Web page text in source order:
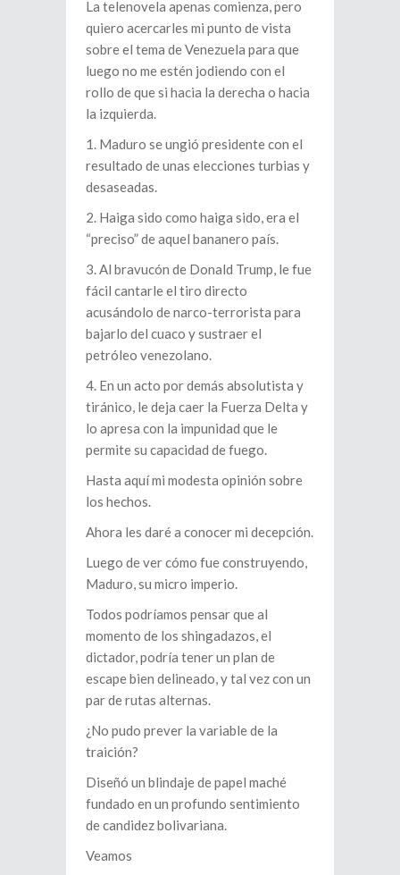
La telenovela apenas comienza, pero
quiero acercarles mi punto de vista
sobre el tema de Venezuela para que
luego no me estén jodiendo con el
rollo de que si hacia la derecha o hacia
la izquierda.
1.⁠ ⁠Maduro se ungió presidente con el
resultado de unas elecciones turbias y
desaseadas.
2.⁠ ⁠Haiga sido como haiga sido, era el
“preciso” de aquel bananero país.
3.⁠ ⁠Al bravucón de Donald Trump, le fue
fácil cantarle el tiro directo
acusándolo de narco-terrorista para
bajarlo del cuaco y sustraer el
petróleo venezolano.
4.⁠ ⁠En un acto por demás absolutista y
tiránico, le deja caer la Fuerza Delta y
lo apresa con la impunidad que le
permite su capacidad de fuego.
Hasta aquí mi modesta opinión sobre
los hechos.
Ahora les daré a conocer mi decepción.
Luego de ver cómo fue construyendo,
Maduro, su micro imperio.
Todos podríamos pensar que al
momento de los shingadazos, el
dictador, podría tener un plan de
escape bien delineado, y tal vez con un
par de rutas alternas.
¿No pudo prever la variable de la
traición?
Diseñó un blindaje de papel maché
fundado en un profundo sentimiento
de candidez bolivariana.
Veamos